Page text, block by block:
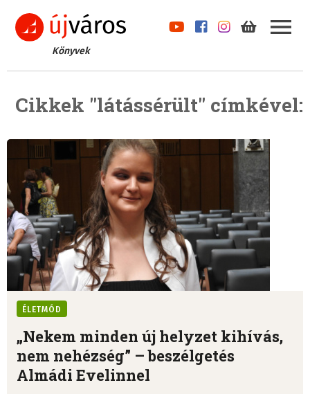
Könyvek
Cikkek "látássérült" címkével:
ÉLETMÓD
„Nekem minden új helyzet kihívás,
nem nehézség” – beszélgetés
Almádi Evelinnel